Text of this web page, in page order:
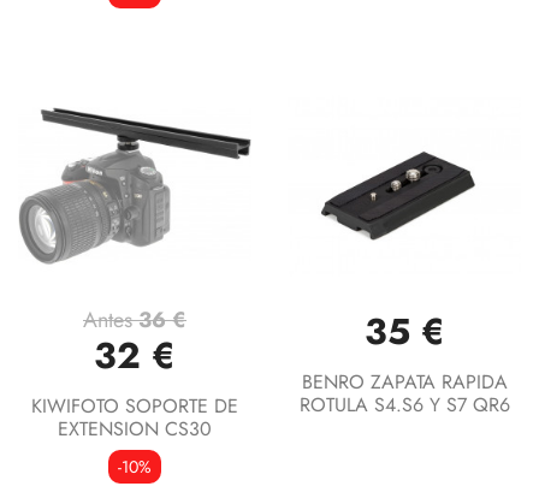
Antes36 €
32 €
KIWIFOTO SOPORTE DE
EXTENSION CS30
-10%
35 €
BENRO ZAPATA RAPIDA
ROTULA S4.S6 Y S7 QR6